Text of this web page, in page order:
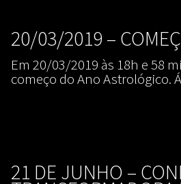
20/03/2019 –
Em 20/03/2019 às 18h e 58
começo do Ano Astrológico.
21 DE JUNHO –